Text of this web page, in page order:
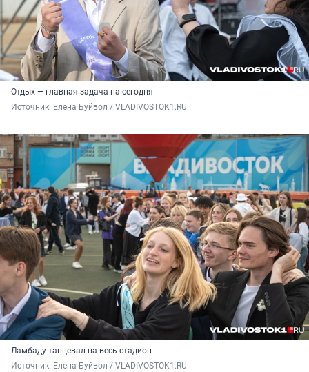
Отдых — главная задача на сегодня
Источник: Елена Буйвол / VLADIVOSTOK1.RU
Ламбаду танцевал на весь стадион
Источник: Елена Буйвол / VLADIVOSTOK1.RU